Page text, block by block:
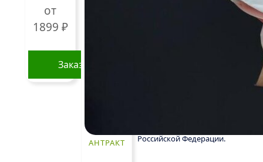
от
1899 ₽
Заказать
несколько
вариаций.АНТРАКТ
Российской Федерации.